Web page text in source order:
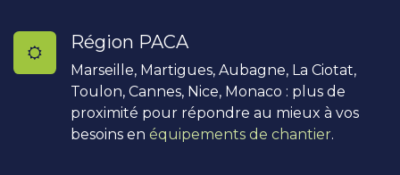
Région PACA
Marseille, Martigues, Aubagne, La Ciotat,
Toulon, Cannes, Nice, Monaco : plus de
proximité pour répondre au mieux à vos
besoins en équipements de chantier.